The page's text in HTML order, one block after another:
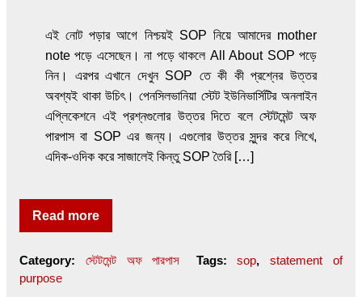
এই নোট পড়ার আগে নিশ্চয়ই SOP নিয়ে আমাদের mother
note পড়ে এসেছেন। না পড়ে থাকলে All About SOP পড়ে
নিন। এরপর এখানে দেখুন SOP তে কী কী প্রশ্নের উত্তর
অবশ্যই থাকা উচিৎ। পেনসিলভানিয়া স্টেট ইউনিভার্সিটির অনলাইন
এপ্লিকেশনে এই প্রশ্নগুলোর উত্তর দিতে বলে স্টেটমেন্ট অফ
পারপাস বা SOP এর জন্য। এগুলোর উত্তর সুন্দর করে লিখে,
এদিক-ওদিক করে সাজালেই কিন্তু SOP তৈরি […]
Read more
Category: স্টেটমেন্ট অফ পারপাস Tags:sop,statement of
purpose